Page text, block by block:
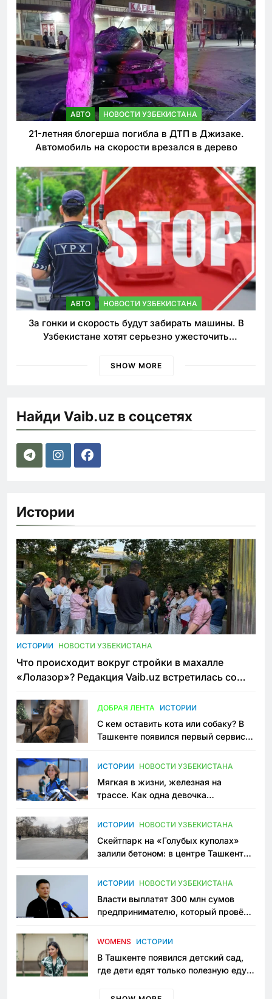
АВТО НОВОСТИ УЗБЕКИСТАНА
21-летняя блогерша погибла в ДТП в Джизаке.
Автомобиль на скорости врезался в дерево
АВТО НОВОСТИ УЗБЕКИСТАНА
За гонки и скорость будут забирать машины. В
Узбекистане хотят серьезно ужесточить
SHOW MORE
Найди Vaib.uz в соцсетях
Истории
ИСТОРИИ НОВОСТИ УЗБЕКИСТАНА
Что происходит вокруг стройки в махалле
«Лолазор»? Редакция Vaib.uz встретилась со
ДОБРАЯ ЛЕНТА ИСТОРИИ
С кем оставить кота или собаку? В
Ташкенте появился первый сервис
ИСТОРИИ НОВОСТИ УЗБЕКИСТАНА
Мягкая в жизни, железная на
трассе. Как одна девочка
Узбекистане
ИСТОРИИ НОВОСТИ УЗБЕКИСТАНА
Скейтпарк на «Голубых куполах»
залили бетоном: в центре Ташкента
пространство
ИСТОРИИ НОВОСТИ УЗБЕКИСТАНА
Власти выплатят 300 млн сумов
предпринимателю, который провёл
приговору
WOMENS ИСТОРИИ
В Ташкенте появился детский сад,
где дети едят только полезную еду.
просить «кашу без сахара»